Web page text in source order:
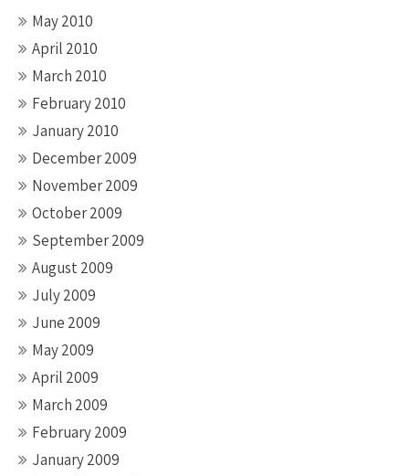
May 2010
April 2010
March 2010
February 2010
January 2010
December 2009
November 2009
October 2009
September 2009
August 2009
July 2009
June 2009
May 2009
April 2009
March 2009
February 2009
January 2009